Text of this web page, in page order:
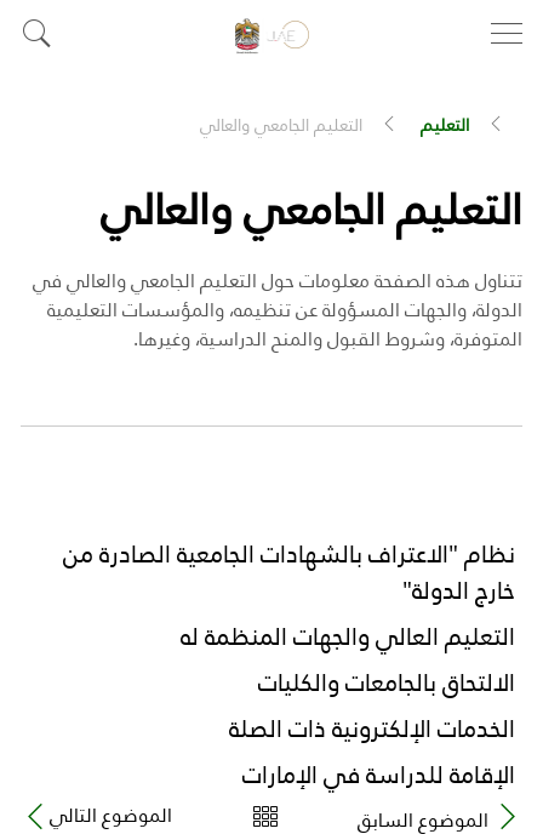
التعليم التعليم الجامعي والعالي
التعليم الجامعي والعالي
تتناول هذه الصفحة معلومات حول التعليم الجامعي والعالي في
الدولة، والجهات المسؤولة عن تنظيمه، والمؤسسات التعليمية
المتوفرة، وشروط القبول والمنح الدراسية، وغيرها.
نظام "الاعتراف بالشهادات الجامعية الصادرة من
خارج الدولة"
التعليم العالي والجهات المنظمة له
الالتحاق بالجامعات والكليات
الخدمات الإلكترونية ذات الصلة
الإقامة للدراسة في الإمارات
الموضوع التالي الموضوع السابق